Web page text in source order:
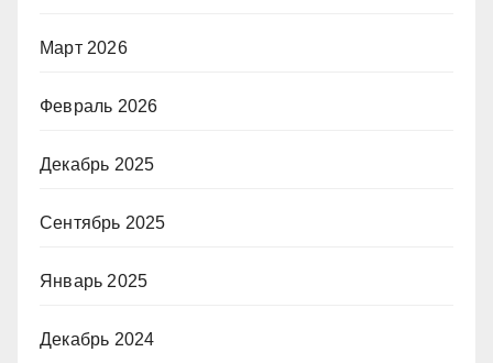
Март 2026
Февраль 2026
Декабрь 2025
Сентябрь 2025
Январь 2025
Декабрь 2024